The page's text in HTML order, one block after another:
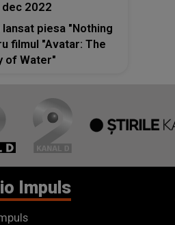
dec 2022
piesa "Nothing
filmul "Avatar: The
of Water"
Impuls